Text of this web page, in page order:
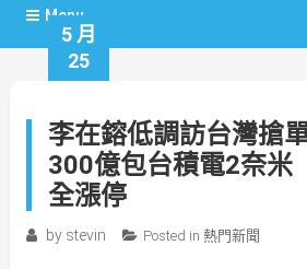
Menu
5 月
25
李在鎔低調訪台灣搶
300億包台積電2奈
全漲停
by stevin Posted in 熱門新聞